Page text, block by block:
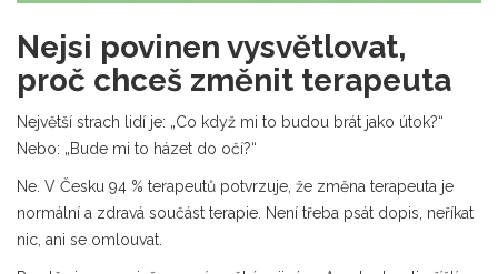
Nejsi povinen vysvětlovat,
proč chceš změnit terapeuta
Největší strach lidí je: „Co když mi to budou brát jako útok?“
Nebo: „Bude mi to házet do očí?“
Ne. V Česku 94 % terapeutů potvrzuje, že změna terapeuta je
normální a zdravá součást terapie. Není třeba psát dopis, neříkat
nic, ani se omlouvat.